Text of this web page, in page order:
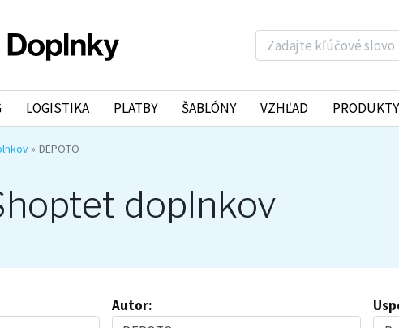
LOGISTIKA PLATBY ŠABLÓNY VZHĽAD PRODUKTY
DEPOTO
doplnkov
Autor: